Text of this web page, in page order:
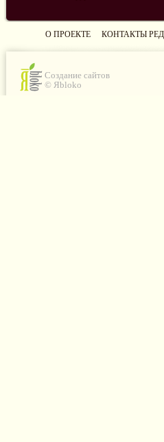
О ПРОЕКТЕ КОНТАКТЫ
Создание сайтов
© Яbloko